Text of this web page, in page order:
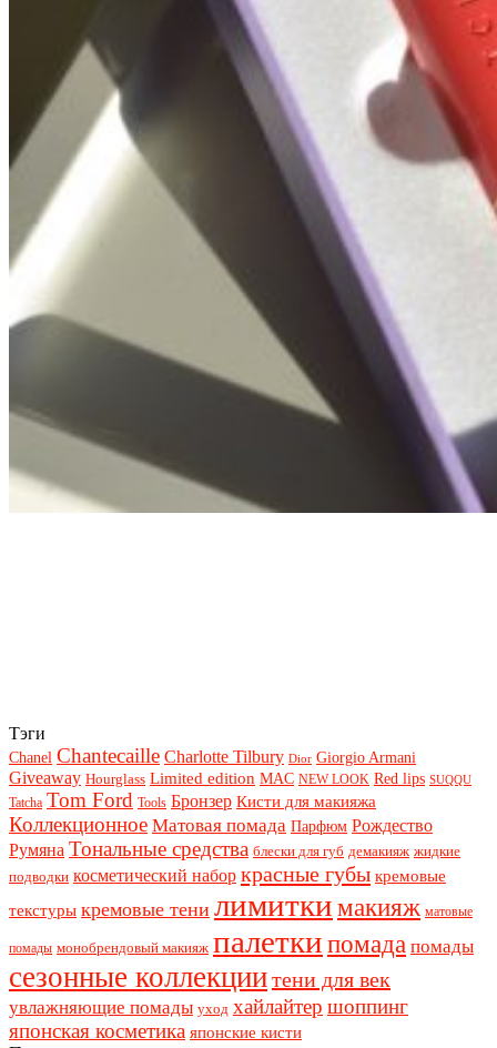
Тэги
Chanel Chantecaille Charlotte Tilbury Dior Giorgio Armani
Giveaway Hourglass Limited edition MAC NEW LOOK Red lips SUQQU
Tatcha Tom Ford Tools Бронзер Кисти для макияжа
Коллекционное Матовая помада Парфюм Рождество
Румяна Тональные средства блески для губ демакияж жидкие
подводки косметический набор красные губы кремовые
текстуры кремовые тени лимиткимакияж матовые
помады монобрендовый макияж палеткипомада помады
сезонные коллекциитени для век
увлажняющие помады уход хайлайтер шоппинг
японская косметика японские кисти